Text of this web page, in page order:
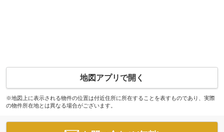
地図アプリで開く
※地図上に表示される物件の位置は付近住所に所在することを表すものであり、実際
の物件所在地とは異なる場合がございます。